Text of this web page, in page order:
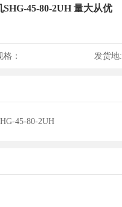
SHG-45-80-2UH 量大从优
： 发货地:
45-80-2UH